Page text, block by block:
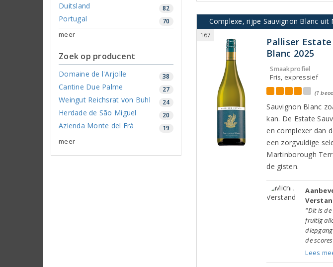
Duitsland 82
Portugal 70
meer
Zoek op producent
Domaine de l'Arjolle 38
Cantine Due Palme 27
Weingut Reichsrat von Buhl 24
Herdade de São Miguel 20
Azienda Monte del Frà 19
meer
Complexe, rijpe Sauvignon Blanc
167
Palliser
Blanc 2025
Smaakprofiel
Fris, expressief
(1
Sauvignon Blanc
kan. De Estate
en complexer dan
een zorgvuldige
Martinborough
de gisten.
"Dit is
fruitig
de
Lees